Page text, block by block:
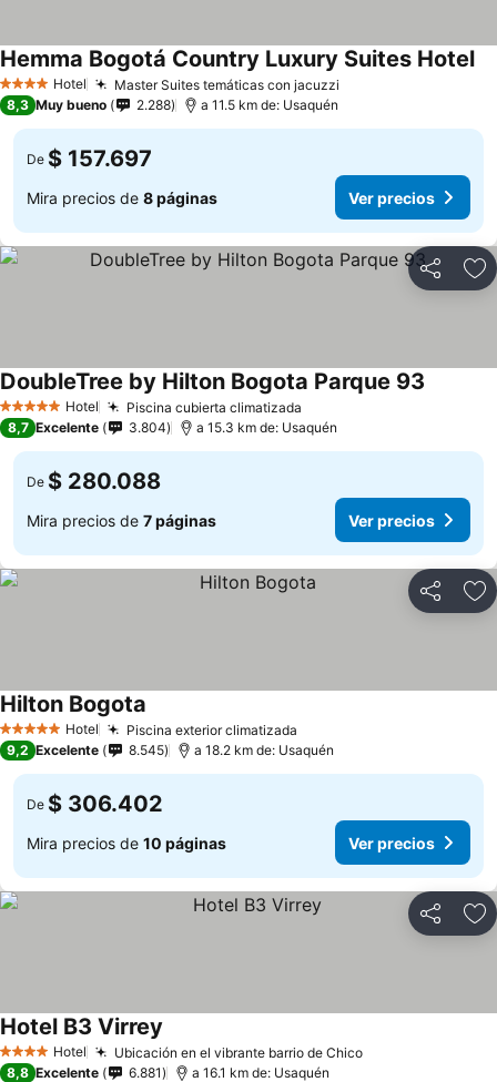
4 EstrellasHotel Master Suites temáticas con jacuzzi
Hemma Bogotá Country Luxury Suites Hotel
8,3 Muy bueno 2.288 a 11.5 km de: Usaquén
De $ 157.697
Mira precios de 8 páginas Ver precios
Compartir
5 Estrellas Hotel Piscina cubierta climatizada
DoubleTree by Hilton Bogota Parque 93
8,7 Excelente 3.804 a 15.3 km de: Usaquén
De $ 280.088
Mira precios de 7 páginas Ver precios
Compartir
5 Estrellas Hotel Piscina exterior climatizada
Hilton Bogota
9,2 Excelente 8.545 a 18.2 km de: Usaquén
De $ 306.402
Mira precios de 10 páginas Ver precios
Compartir
4 EstrellasHotel Ubicación en el vibrante barrio de ChicoVer precios
Hotel B3 Virrey
8,8 Excelente 6.881 a 16.1 km de: Usaquén